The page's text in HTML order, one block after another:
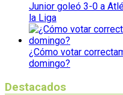
Junior goleó 3-0 a
la Liga
¿Cómo votar
domingo?
Destacados